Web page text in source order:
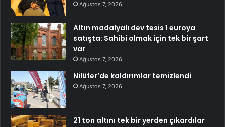
Ağustos 7, 2026
Altın madalyalı dev tesis 1 euroya
satışta: Sahibi olmak için tek bir şart
var
Ağustos 7, 2026
Nilüfer’de kaldırımlar temizlendi
Ağustos 7, 2026
21 ton altını tek bir yerden çıkardılar